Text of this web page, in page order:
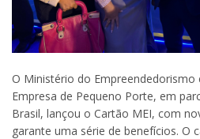
O Ministério do Empreendedorismo
Empresa de Pequeno Porte, em
Brasil, lançou o Cartão MEI, com
garante uma série de benefícios. O